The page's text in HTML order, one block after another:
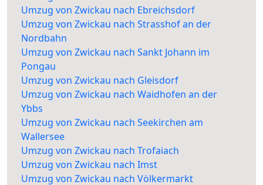
Umzug von Zwickau nach Ebreichsdorf
Umzug von Zwickau nach Strasshof an der
Nordbahn
Umzug von Zwickau nach Sankt Johann im
Pongau
Umzug von Zwickau nach Gleisdorf
Umzug von Zwickau nach Waidhofen an der
Ybbs
Umzug von Zwickau nach Seekirchen am
Wallersee
Umzug von Zwickau nach Trofaiach
Umzug von Zwickau nach Imst
Umzug von Zwickau nach Völkermarkt